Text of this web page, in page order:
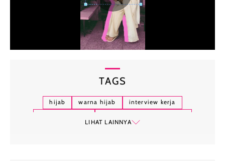
TAGS
hijab warna hijab
interview kerja
LIHAT LAINNYA